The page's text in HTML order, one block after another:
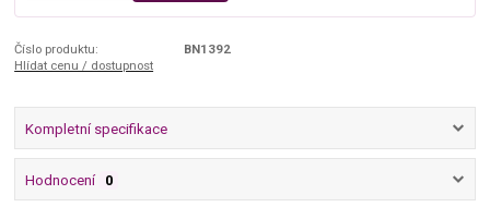
Číslo produktu:
BN1392
Hlídat cenu / dostupnost
Kompletní specifikace
Hodnocení 0